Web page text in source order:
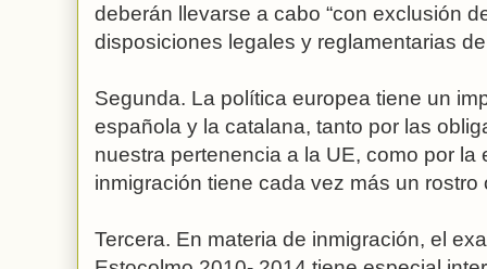
deberán llevarse a cabo “con exclusión
disposiciones legales y reglamentarias
Segunda. La política europea tiene un
española y la catalana, tanto por las
nuestra pertenencia a la UE, como por
inmigración tiene cada vez más un
Tercera. En materia de inmigración, el